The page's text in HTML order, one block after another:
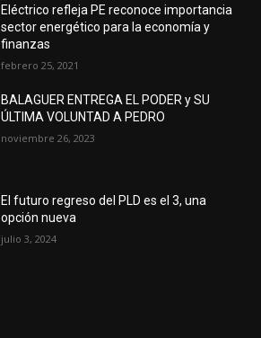
Eléctrico refleja PE reconoce importancia
sector energético para la economía y
finanzas
febrero 25, 2021
BALAGUER ENTREGA EL PODER y SU
ÚLTIMA VOLUNTAD A PEDRO
noviembre 26, 2023
El futuro regreso del PLD es el 3, una
opción nueva
julio 3, 2024